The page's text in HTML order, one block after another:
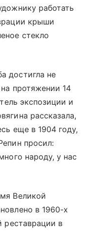
работать
крыши
стекло
достигла не
протяжении 14
экспозиции и
рассказала,
еще в 1904 году,
просил:
народу, у нас
Великой
в 1960-х
реставрации в